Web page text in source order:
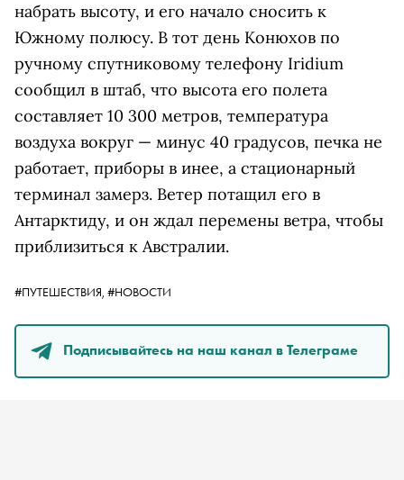
набрать высоту, и его начало сносить к
Южному полюсу. В тот день Конюхов по
ручному спутниковому телефону Iridium
сообщил в штаб, что высота его полета
составляет 10 300 метров, температура
воздуха вокруг — минус 40 градусов, печка не
работает, приборы в инее, а стационарный
терминал замерз. Ветер потащил его в
Антарктиду, и он ждал перемены ветра, чтобы
приблизиться к Австралии.
#ПУТЕШЕСТВИЯ, #НОВОСТИ
Подписывайтесь на наш канал в Телеграме